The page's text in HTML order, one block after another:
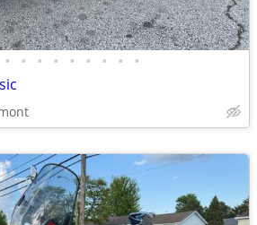
• • • • • • • • •